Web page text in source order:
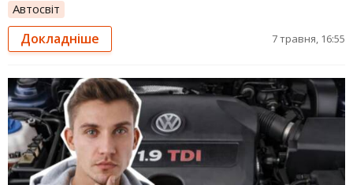
Автосвіт
Докладніше 7 травня, 16:55